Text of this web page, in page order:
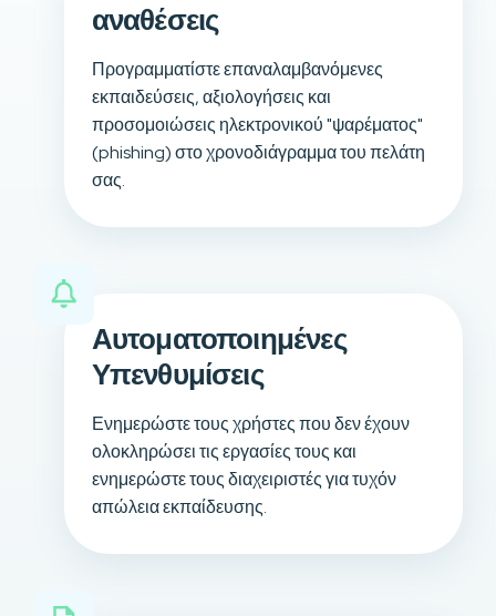
αναθέσεις
Προγραμματίστε επαναλαμβανόμενες
εκπαιδεύσεις, αξιολογήσεις και
προσομοιώσεις ηλεκτρονικού "ψαρέματος"
(phishing) στο χρονοδιάγραμμα του πελάτη
σας.
Αυτοματοποιημένες
Υπενθυμίσεις
Ενημερώστε τους χρήστες που δεν έχουν
ολοκληρώσει τις εργασίες τους και
ενημερώστε τους διαχειριστές για τυχόν
απώλεια εκπαίδευσης.